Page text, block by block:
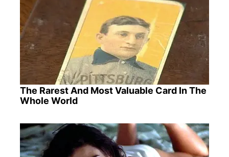
The Rarest And Most Valuable Card In The
Whole World